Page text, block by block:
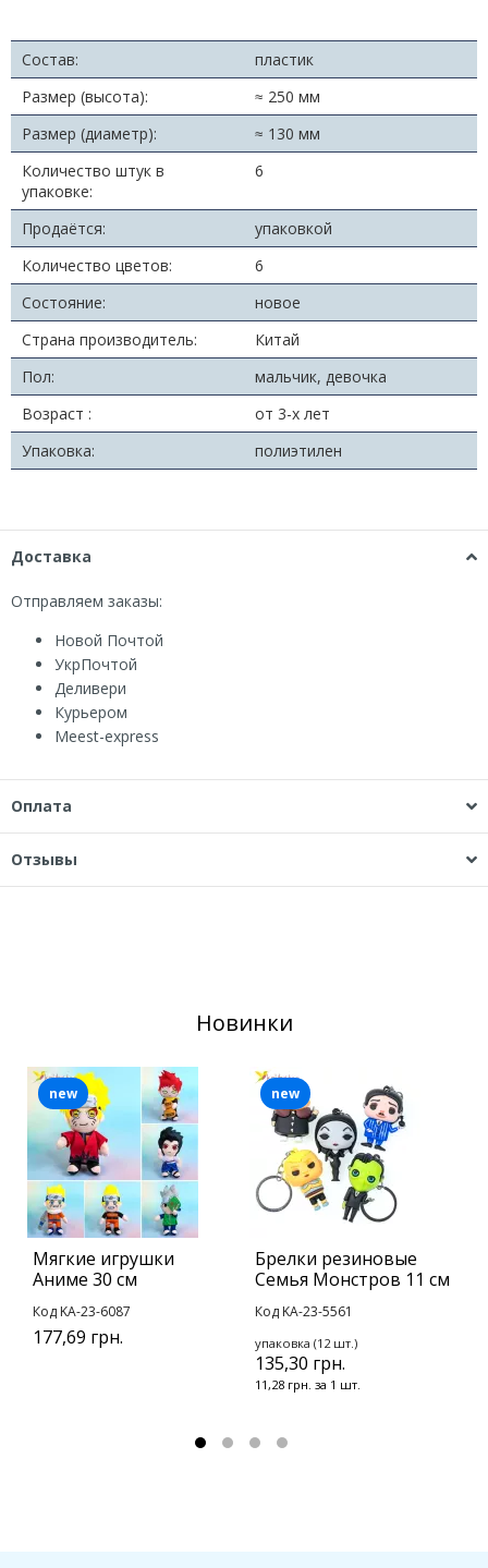
Состав:
пластик
Размер (высота):
≈ 250 мм
Размер (диаметр):
≈ 130 мм
Количество штук в
упаковке:
6
Продаётся:
упаковкой
Количество цветов:
6
Состояние:
новое
Страна производитель:
Китай
Пол:
мальчик, девочка
Возраст :
от 3-х лет
Упаковка:
полиэтилен
Доставка
Отправляем заказы:
Новой Почтой
УкрПочтой
Деливери
Курьером
Мeest-express
Оплата
Отзывы
Новинки
Мягкие игрушки
Аниме 30 см
Код KA-23-6087
177,69 грн.
new
Брелки резиновые
Семья Монстров 11 см
Код KA-23-5561
упаковка (12 шт.)
135,30 грн.
11,28 грн. за 1 шт.
new